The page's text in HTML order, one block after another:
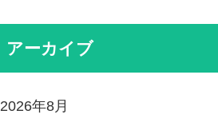
アーカイブ
2026年8月